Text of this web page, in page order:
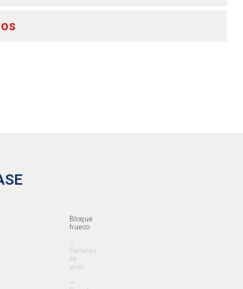
Bloque
hueco
Paneles
de
yeso